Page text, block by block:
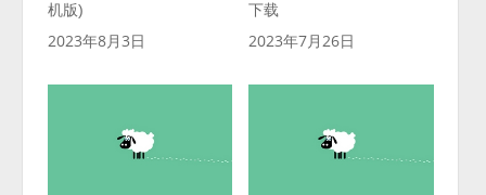
机版)
2023年8月3日
下载
2023年7月26日